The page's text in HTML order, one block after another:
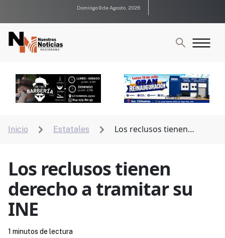
Domingo 9 de Agosto, 2026
Inicio  Estatales 
Los reclusos tienen
Los reclusos tienen
derecho a tramitar su
INE
1 minutos de lectura